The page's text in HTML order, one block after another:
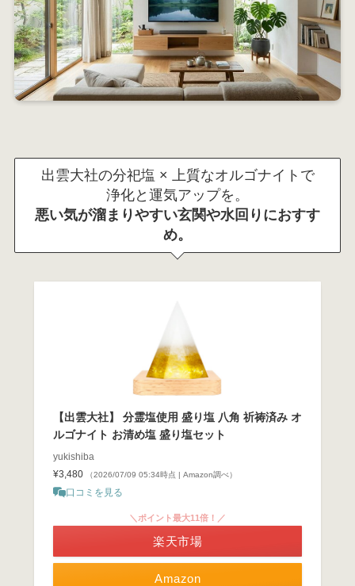
出雲大社の分祀塩 × 上質なオルゴナイトで
浄化と運気アップを。
悪い気が溜まりやすい玄関や水回りにおすす
め。
【出雲大社】 分霊塩使用 盛り塩 八角 祈祷済み オ
ルゴナイト お清め塩 盛り塩セット
yukishiba
¥3,480
（2026/07/09 05:34時点 | Amazon調べ）
口コミを見る
Amazon
＼ポイント最大11倍！／
楽天市場